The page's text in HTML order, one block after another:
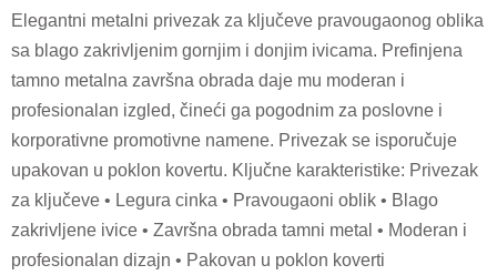
Elegantni metalni privezak za ključeve pravougaonog oblika
sa blago zakrivljenim gornjim i donjim ivicama. Prefinjena
tamno metalna završna obrada daje mu moderan i
profesionalan izgled, čineći ga pogodnim za poslovne i
korporativne promotivne namene. Privezak se isporučuje
upakovan u poklon kovertu. Ključne karakteristike: Privezak
za ključeve • Legura cinka • Pravougaoni oblik • Blago
zakrivljene ivice • Završna obrada tamni metal • Moderan i
profesionalan dizajn • Pakovan u poklon koverti